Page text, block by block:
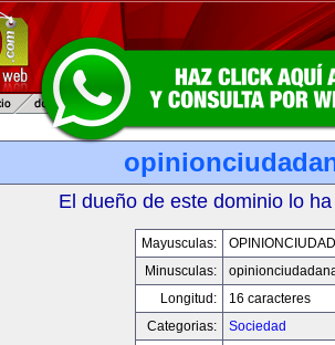
El dueño de este dominio lo
Mayusculas:
Minusculas:
Longitud:
16 caracteres
Categorias:
Sociedad